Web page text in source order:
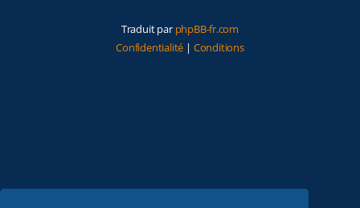
Traduit par phpBB-fr.com
Confidentialité | Conditions